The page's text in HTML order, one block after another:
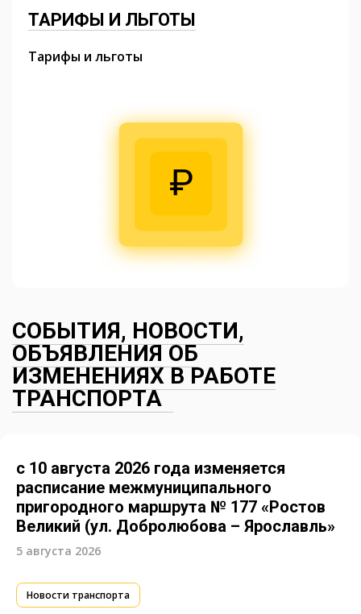
ТАРИФЫ И ЛЬГОТЫ
Тарифы и льготы
СОБЫТИЯ, НОВОСТИ,
ОБЪЯВЛЕНИЯ ОБ
ИЗМЕНЕНИЯХ В РАБОТЕ
ТРАНСПОРТА
с 10 августа 2026 года изменяется
расписание межмуниципального
пригородного маршрута № 177 «Ростов
Великий (ул. Добролюбова – Ярославль»
5 августа 2026
Новости транспорта